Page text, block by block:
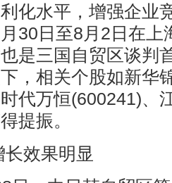
化水平，增强企业
30日至8月2日在上
是三国自贸区谈判
，相关个股如新华
代万恒(600241)、
提振。
效果明显